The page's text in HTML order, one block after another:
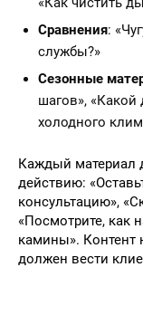
Сравнения:
службы?»
Сезонные
шагов»,
холодного
Каждый материал
действию:
консультацию»,
«Посмотрите, как
камины». Контент
должен вести